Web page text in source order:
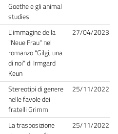
Goethe e gli animal
studies
L'immagine della
"Neue Frau" nel
romanzo "Gilgi, una
di noi" di Irmgard
Keun
27/04/2023
Stereotipi di genere
nelle favole dei
fratelli Grimm
25/11/2022
La trasposizione
25/11/2022